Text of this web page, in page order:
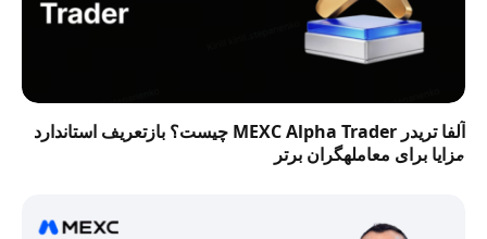
آلفا تریدر MEXC Alpha Trader چیست؟ بازتعریف استاندارد
مزایا برای معاملهگران برتر